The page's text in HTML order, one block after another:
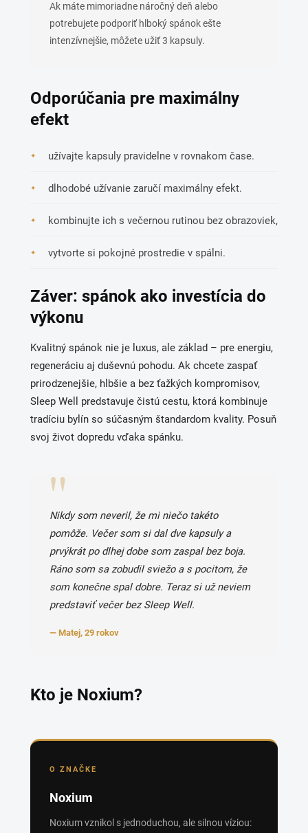
Ak máte mimoriadne náročný deň alebo
potrebujete podporiť hlboký spánok ešte
intenzívnejšie, môžete užiť 3 kapsuly.
Odporúčania pre maximálny
efekt
užívajte kapsuly pravidelne v rovnakom čase.
dlhodobé užívanie zaručí maximálny efekt.
kombinujte ich s večernou rutinou bez obrazoviek,
vytvorte si pokojné prostredie v spálni.
Záver: spánok ako investícia do
výkonu
Kvalitný spánok nie je luxus, ale základ – pre energiu,
regeneráciu aj duševnú pohodu. Ak chcete zaspať
prirodzenejšie, hlbšie a bez ťažkých kompromisov,
Sleep Well predstavuje čistú cestu, ktorá kombinuje
tradíciu bylín so súčasným štandardom kvality. Posuň
svoj život dopredu vďaka spánku.
Nikdy som neveril, že mi niečo takéto
pomôže. Večer som si dal dve kapsuly a
prvýkrát po dlhej dobe som zaspal bez boja.
Ráno som sa zobudil sviežo a s pocitom, že
som konečne spal dobre. Teraz si už neviem
predstaviť večer bez Sleep Well.
— Matej, 29 rokov
Kto je Noxium?
O ZNAČKE
Noxium
Noxium vznikol s jednoduchou, ale silnou víziou: